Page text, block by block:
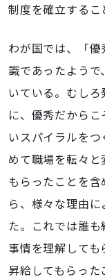
制度を確立するこ
わが国では、「
識であったよう
いている。むし
に、優秀だから
いスパイラルを
めて職場を転々
もらったことを
ら、様々な理由
た。これでは誰
事情を理解しても
昇給してもらっ